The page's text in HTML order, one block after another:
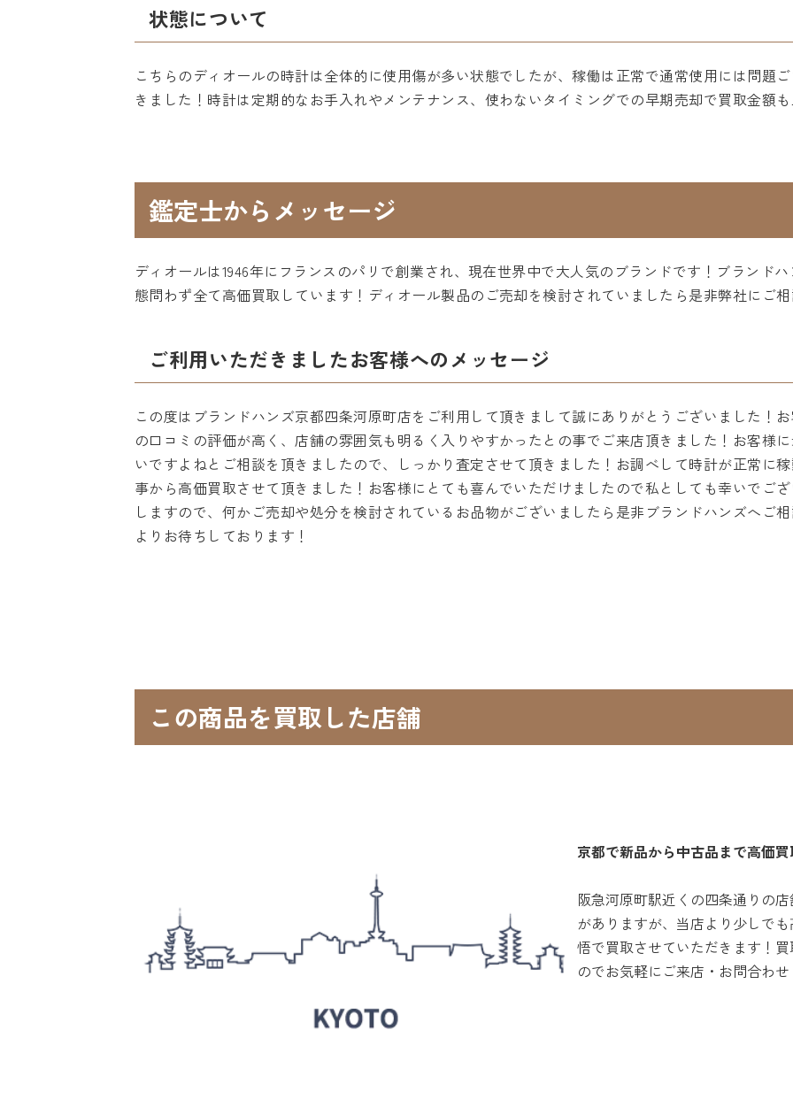
状態について
こちらのディオールの時計は全体的に使用傷が多い状態でしたが、稼働は正常で通常使用には問題
きました！時計は定期的なお手入れやメンテナンス、使わないタイミングでの早期売却で買取金額も
鑑定士からメッセージ
ディオールは1946年にフランスのパリで創業され、現在世界中で大人気のブランドです！ブランド
態問わず全て高価買取しています！ディオール製品のご売却を検討されていましたら是非弊社にご相
ご利用いただきましたお客様へのメッセージ
この度はブランドハンズ京都四条河原町店をご利用して頂きまして誠にありがとうございました！
の口コミの評価が高く、店舗の雰囲気も明るく入りやすかったとの事でご来店頂きました！お客様
いですよねとご相談を頂きましたので、しっかり査定させて頂きました！お調べして時計が正常に
事から高価買取させて頂きました！お客様にとても喜んでいただけましたので私としても幸いでご
しますので、何かご売却や処分を検討されているお品物がございましたら是非ブランドハンズへご
よりお待ちしております！
この商品を買取した店舗
京都で新品から中古品まで高価買
阪急河原町駅近くの四条通りの
がありますが、当店より少しで
悟で買取させていただきます！
のでお気軽にご来店・お問合わせ